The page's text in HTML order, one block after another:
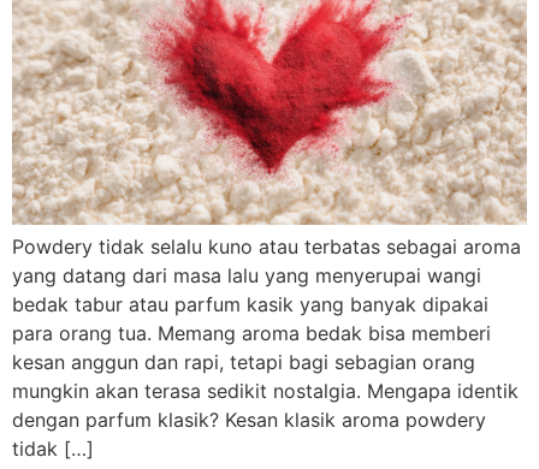
Powdery tidak selalu kuno atau terbatas sebagai aroma
yang datang dari masa lalu yang menyerupai wangi
bedak tabur atau parfum kasik yang banyak dipakai
para orang tua. Memang aroma bedak bisa memberi
kesan anggun dan rapi, tetapi bagi sebagian orang
mungkin akan terasa sedikit nostalgia. Mengapa identik
dengan parfum klasik? Kesan klasik aroma powdery
tidak […]